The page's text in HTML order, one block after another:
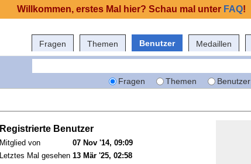
Fragen Themen Benutzer Medaillen
Fragen Themen Benutzer
Registrierte Benutzer
Mitglied von
07 Nov '14, 09:09
Letztes Mal gesehen 13 Mär '25, 02:58
Willkommen, erstes Mal hier? Schau mal unter FAQ!